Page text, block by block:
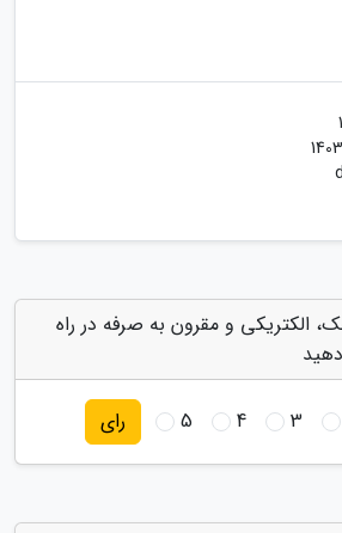
الکتریکی و مقرون به صرفه در راه
3
4
5 رای